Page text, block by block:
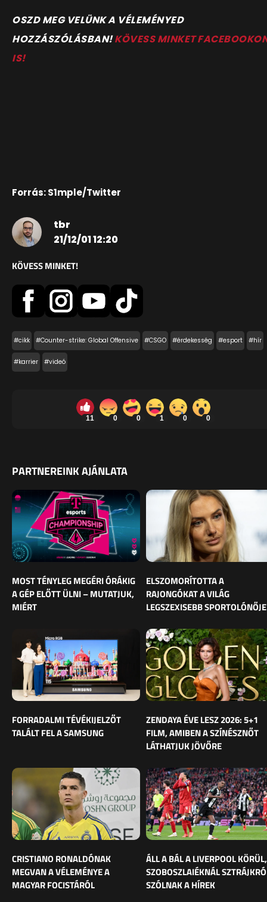
OSZD MEG VELÜNK A VÉLEMÉNYED
HOZZÁSZÓLÁSBAN!KÖVESS MINKET
IS!
Forrás: S1mple/Twitter
tbr
21/12/01 12:20
KÖVESS MINKET!
#cikk #Counter-strike: Global Offensive #CSGO #érdekesség #esport #hír
#karrier #videó
11 0 0 1 0 0
PARTNEREINK AJÁNLATA
MOST TÉNYLEG MEGÉRI ÓRÁKIG
A GÉP ELŐTT ÜLNI – MUTATJUK,
MIÉRT
ELSZOMORÍTOTTA A
RAJONGÓKAT A VILÁG
LEGSZEXISEBB SPORTOLÓNŐJE
FORRADALMI TÉVÉKIJELZŐT
TALÁLT FEL A SAMSUNG
ZENDAYA ÉVE LESZ 2026: 5+1
FILM, AMIBEN A SZÍNÉSZNŐT
LÁTHATJUK JÖVŐRE
CRISTIANO RONALDÓNAK
MEGVAN A VÉLEMÉNYE A
MAGYAR FOCISTÁRÓL
ÁLL A BÁL A LIVERPOOL KÖRÜL,
SZOBOSZLAIÉKNÁL
SZÓLNAK A HÍREK